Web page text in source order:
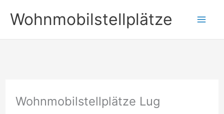
Inhalt
springen
Wohnmobilstellplätze
Wohnmobilstellplätze Lug